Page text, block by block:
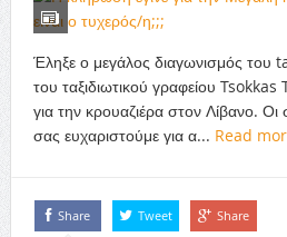
Έληξε ο μεγάλος διαγωνισμός του
του ταξιδιωτικού γραφείου
για την κρουαζιέρα στον Λίβανο. Οι
σας ευχαριστούμε για α... Read
Share Tweet Share